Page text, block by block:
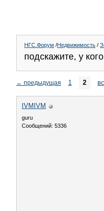
НГС.Форум /Недвижимость /
подскажите, у
← предыдущая 1 2
IVMIVM
guru
Сообщений: 5336